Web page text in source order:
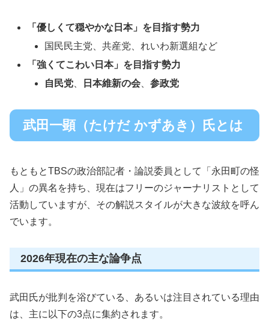
「優しくて穏やかな日本」を目指す勢力
国民民主党、共産党、れいわ新選組など
「強くてこわい日本」を目指す勢力
自民党
日本維新の会 、参政党
武田一顕（たけだ かずあき）氏とは
もともとTBSの政治部記者・論説委員として「永田町の怪
人」の異名を持ち、現在はフリーのジャーナリストとして
活動していますが、その解説スタイルが大きな波紋を呼ん
でいます。
2026年現在の主な論争点
武田氏が批判を浴びている、あるいは注目されている理由
は、主に以下の3点に集約されます。